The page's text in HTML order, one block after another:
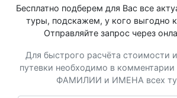
Бесплатно подберем для Вас все
туры, подскажем, у кого выгодно
Отправляйте запрос через
Для быстрого расчёта стоимости
путевки необходимо в комментарии
ФАМИЛИИ и ИМЕНА всех